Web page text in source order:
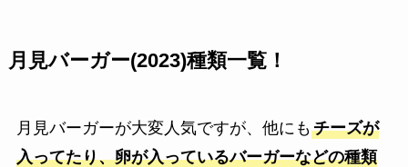
月見バーガー(2023)種類一覧！
月見バーガーが大変人気ですが、他にもチーズが
入ってたり、卵が入っているバーガーなどの種類